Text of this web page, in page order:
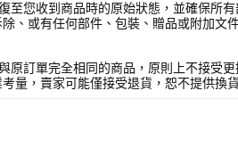
至您收到商品時的原始狀態，並確保所
、或有任何部件、包裝、贈品或附加文
原訂單完全相同的商品，原則上不接受
量，賣家可能僅接受退貨，恕不提供換